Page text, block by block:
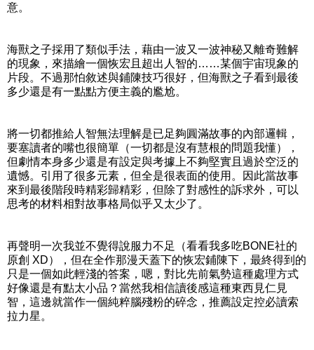
意。
海獸之子採用了類似手法，藉由一波又一波神秘又離奇難解
的現象，來描繪一個恢宏且超出人智的……某個宇宙現象的
片段。不過那怕敘述與鋪陳技巧很好，但海獸之子看到最後
多少還是有一點點方便主義的尷尬。
將一切都推給人智無法理解是已足夠圓滿故事的內部邏輯，
要塞讀者的嘴也很簡單（一切都是沒有慧根的問題我懂），
但劇情本身多少還是有設定與考據上不夠堅實且過於空泛的
遺憾。引用了很多元素，但全是很表面的使用。因此當故事
來到最後階段時精彩歸精彩，但除了對感性的訴求外，可以
思考的材料相對故事格局似乎又太少了。
再聲明一次我並不覺得說服力不足（看看我多吃BONE社的
原創 XD），但在全作那漫天蓋下的恢宏鋪陳下，最終得到的
只是一個如此輕淺的答案，嗯，對比先前氣勢這種處理方式
好像還是有點太小品？當然我相信讀後感這種東西見仁見
智，這邊就當作一個純粹腦殘粉的碎念，推薦設定控必讀索
拉力星。